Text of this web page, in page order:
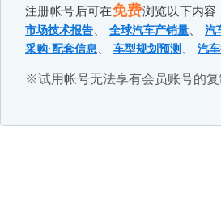
注册帐号后可在免费浏览以下内容
市场技术报告 全球汽车产销量
汽
采购·配套信息
车型规划预测 汽
※试用帐号无法享有会员账号的